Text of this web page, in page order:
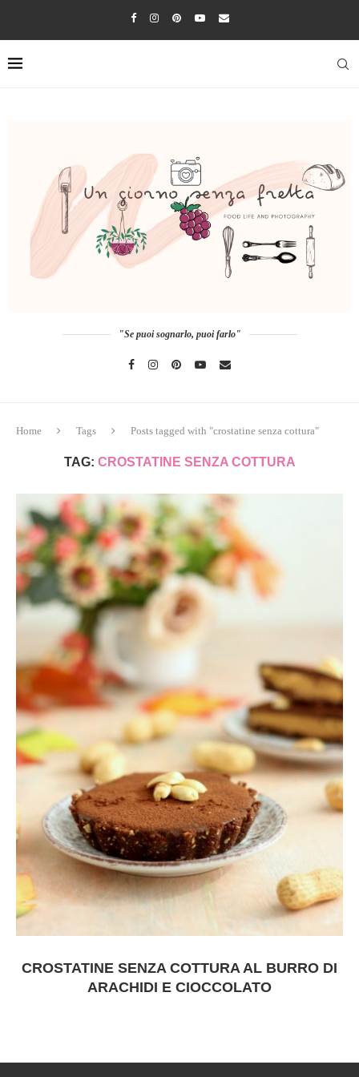
"Se puoi sognarlo, puoi farlo"
Home Tags Posts tagged with "crostatine senza cottura"
TAG: CROSTATINE SENZA COTTURA
CROSTATINE SENZA COTTURA AL BURRO DI
ARACHIDI E CIOCCOLATO